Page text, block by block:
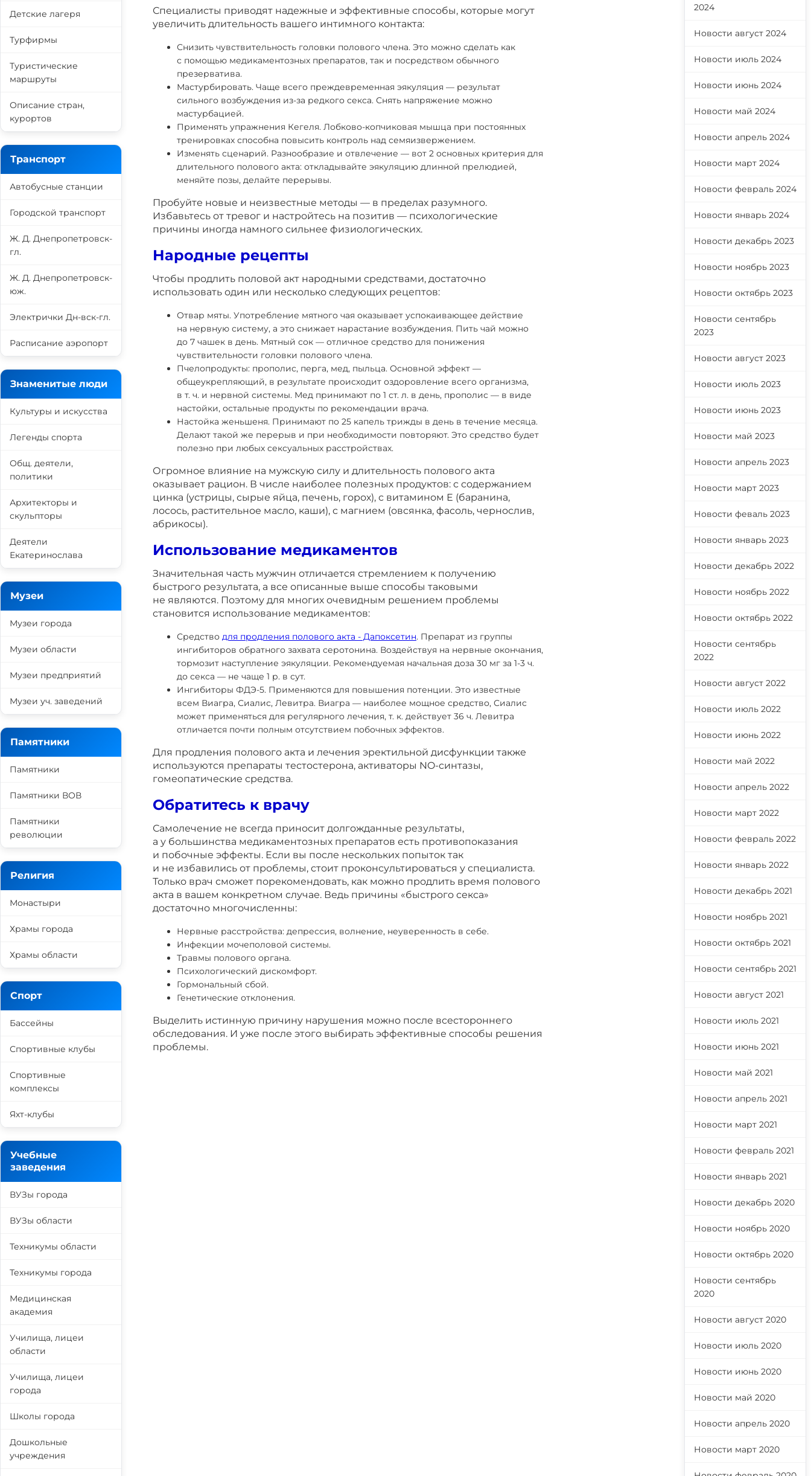
Специалисты приводят надежные и эффективные способы, которые могут
увеличить длительность вашего интимного контакта:
Снизить чувствительность головки полового члена. Это можно сделать как
с помощью медикаментозных препаратов, так и посредством обычного
презерватива.
Мастурбировать. Чаще всего преждевременная эякуляция — результат
сильного возбуждения из-за редкого секса. Снять напряжение можно
мастурбацией.
Применять упражнения Кегеля. Лобково-копчиковая мышца при постоянных
тренировках способна повысить контроль над семяизвержением.
Изменять сценарий. Разнообразие и отвлечение — вот 2 основных критерия для
длительного полового акта: откладывайте эякуляцию длинной прелюдией,
меняйте позы, делайте перерывы.
Пробуйте новые и неизвестные методы — в пределах разумного.
Избавьтесь от тревог и настройтесь на позитив — психологические
причины иногда намного сильнее физиологических.
Народные рецепты
Чтобы продлить половой акт народными средствами, достаточно
использовать один или несколько следующих рецептов:
Отвар мяты. Употребление мятного чая оказывает успокаивающее действие
на нервную систему, а это снижает нарастание возбуждения. Пить чай можно
до 7 чашек в день. Мятный сок — отличное средство для понижения
чувствительности головки полового члена.
Пчелопродукты: прополис, перга, мед, пыльца. Основной эффект —
общеукрепляющий, в результате происходит оздоровление всего организма,
в т. ч. и нервной системы. Мед принимают по 1 ст. л. в день, прополис — в виде
настойки, остальные продукты по рекомендации врача.
Настойка женьшеня. Принимают по 25 капель трижды в день в течение месяца.
Делают такой же перерыв и при необходимости повторяют. Это средство будет
полезно при любых сексуальных расстройствах.
Огромное влияние на мужскую силу и длительность полового акта
оказывает рацион. В числе наиболее полезных продуктов: с содержанием
цинка (устрицы, сырые яйца, печень, горох), с витамином Е (баранина,
лосось, растительное масло, каши), с магнием (овсянка, фасоль, чернослив,
абрикосы).
Использование медикаментов
Значительная часть мужчин отличается стремлением к получению
быстрого результата, а все описанные выше способы таковыми
не являются. Поэтому для многих очевидным решением проблемы
становится использование медикаментов:
Средство для продления полового акта - Дапоксетин. Препарат из группы
ингибиторов обратного захвата серотонина. Воздействуя на нервные окончания,
тормозит наступление эякуляции. Рекомендуемая начальная доза 30 мг за 1-3 ч.
до секса — не чаще 1 р. в сут.
Ингибиторы ФДЭ-5. Применяются для повышения потенции. Это известные
всем Виагра, Сиалис, Левитра. Виагра — наиболее мощное средство, Сиалис
может применяться для регулярного лечения, т. к. действует 36 ч. Левитра
отличается почти полным отсутствием побочных эффектов.
Для продления полового акта и лечения эректильной дисфункции также
используются препараты тестостерона, активаторы NO-синтазы,
гомеопатические средства.
Обратитесь к врачу
Самолечение не всегда приносит долгожданные результаты,
а у большинства медикаментозных препаратов есть противопоказания
и побочные эффекты. Если вы после нескольких попыток так
и не избавились от проблемы, стоит проконсультироваться у специалиста.
Только врач сможет порекомендовать, как можно продлить время полового
акта в вашем конкретном случае. Ведь причины «быстрого секса»
достаточно многочисленны:
Нервные расстройства: депрессия, волнение, неуверенность в себе.
Инфекции мочеполовой системы.
Травмы полового органа.
Психологический дискомфорт.
Гормональный сбой.
Генетические отклонения.
Выделить истинную причину нарушения можно после всестороннего
обследования. И уже после этого выбирать эффективные способы решения
проблемы.
Детские лагеря
Турфирмы
Туристические
маршруты
Описание стран,
курортов
Транспорт
Автобусные станции
Городской транспорт
Ж. Д. Днепропетровск-
гл.
Ж. Д. Днепропетровск-
юж.
Электрички Дн-вск-гл.
Расписание аэропорт
Знаменитые люди
Культуры и искусства
Легенды спорта
Общ. деятели,
политики
Архитекторы и
скульпторы
Деятели
Екатеринослава
Музеи
Музеи города
Музеи области
Музеи предприятий
Музеи уч. заведений
Памятники
Памятники
Памятники ВОВ
Памятники
революции
Религия
Монастыри
Храмы города
Храмы области
Спорт
Бассейны
Спортивные клубы
Спортивные
комплексы
Яхт-клубы
Учебные
заведения
ВУЗы города
ВУЗы области
Техникумы области
Техникумы города
Медицинская
академия
Училища, лицеи
области
Училища, лицеи
города
Школы города
Дошкольные
учреждения
2024
Новости август 2024
Новости июль 2024
Новости июнь 2024
Новости май 2024
Новости апрель 2024
Новости март 2024
Новости февраль 2024
Новости январь 2024
Новости декабрь 2023
Новости ноябрь 2023
Новости октябрь 2023
Новости сентябрь
2023
Новости август 2023
Новости июль 2023
Новости июнь 2023
Новости май 2023
Новости апрель 2023
Новости март 2023
Новости феваль 2023
Новости январь 2023
Новости декабрь 2022
Новости ноябрь 2022
Новости октябрь 2022
Новости сентябрь
2022
Новости август 2022
Новости июль 2022
Новости июнь 2022
Новости май 2022
Новости апрель 2022
Новости март 2022
Новости февраль 2022
Новости январь 2022
Новости декабрь 2021
Новости ноябрь 2021
Новости октябрь 2021
Новости сентябрь 2021
Новости август 2021
Новости июль 2021
Новости июнь 2021
Новости май 2021
Новости апрель 2021
Новости март 2021
Новости февраль 2021
Новости январь 2021
Новости декабрь 2020
Новости ноябрь 2020
Новости октябрь 2020
Новости сентябрь
2020
Новости август 2020
Новости июль 2020
Новости июнь 2020
Новости май 2020
Новости апрель 2020
Новости март 2020